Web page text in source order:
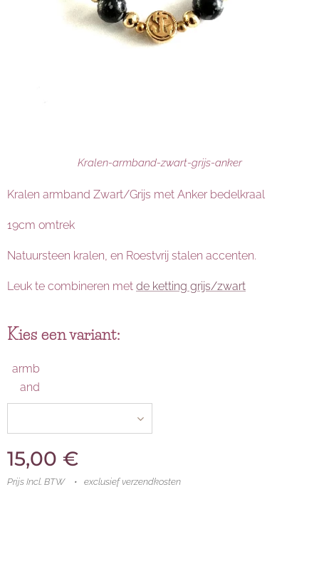
Kralen-armband-zwart-grijs-anker
Kralen armband Zwart/Grijs met Anker bedelkraal
19cm omtrek
Natuursteen kralen, en Roestvrij stalen accenten.
Leuk te combineren met de ketting grijs/zwart
Kies een variant:
armb
and
15,00 €
Prijs Incl. BTW exclusief verzendkosten